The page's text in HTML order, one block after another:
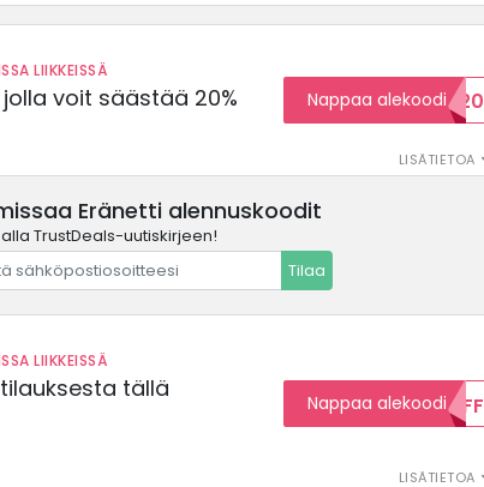
LIIKKEISSÄ
voit säästää 20%
LISÄTIETOA
Nappaa alekoodi
WELCOME20
Eränetti alennuskoodit
TrustDeals-uutiskirjeen!
Tilaa
LIIKKEISSÄ
tällä
LISÄTIETOA
Nappaa alekoodi15OFF